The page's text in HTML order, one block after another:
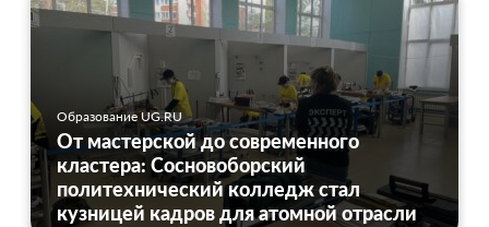
Образование UG.RU
От мастерской до современного
кластера: Сосновоборский
политехнический колледж стал
кузницей кадров для атомной отрасли